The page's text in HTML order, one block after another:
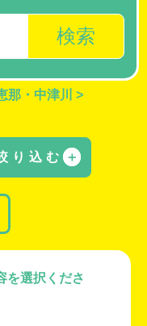
検索
那・中津川
>
り込む ＋
を選択くださ